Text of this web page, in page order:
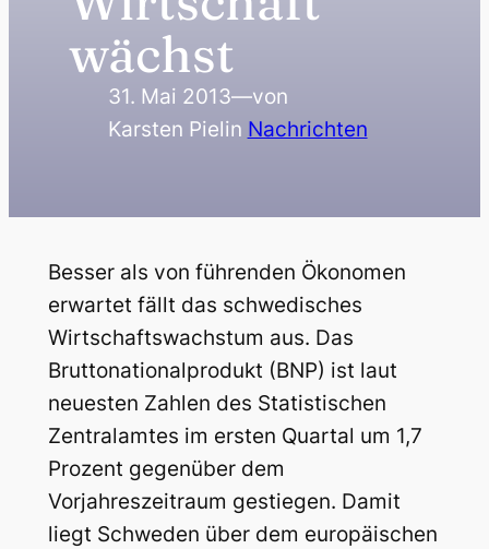
wächst
31. Mai 2013—von
Karsten Pielin Nachrichten
Besser als von führenden Ökonomen
erwartet fällt das schwedisches
Wirtschaftswachstum aus. Das
Bruttonationalprodukt (BNP) ist laut
neuesten Zahlen des Statistischen
Zentralamtes im ersten Quartal um 1,7
Prozent gegenüber dem
Vorjahreszeitraum gestiegen. Damit
liegt Schweden über dem europäischen